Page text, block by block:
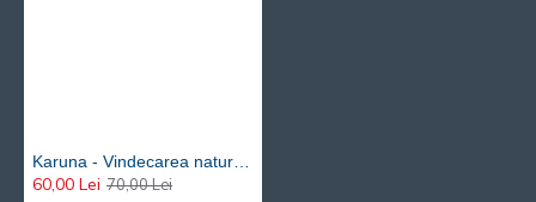
60,00 Lei 70,00 Lei